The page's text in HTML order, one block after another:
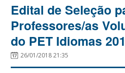
Edital de Seleção
Professores/as
do PET Idiomas
26/01/2018 21:35